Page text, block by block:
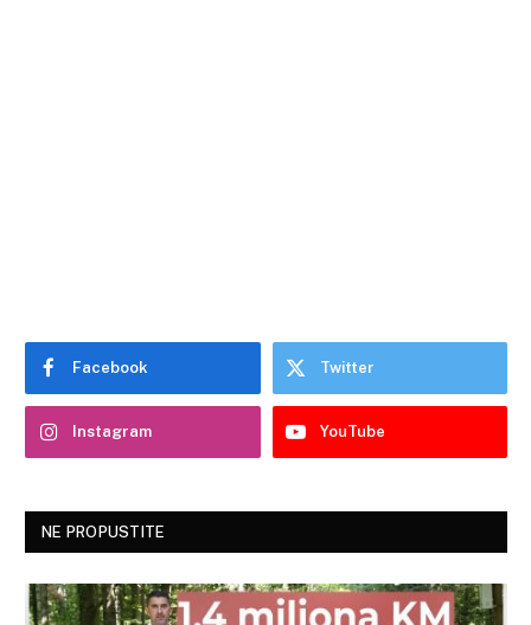
Facebook Twitter
Instagram YouTube
NE PROPUSTITE